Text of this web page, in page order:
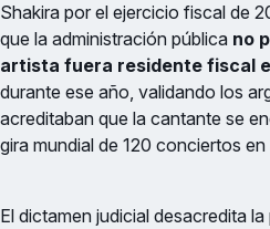
Shakira por el ejercicio fiscal de
que la administración pública no
artista fuera residente fiscal
durante ese año, validando los
acreditaban que la cantante se
gira mundial de 120 conciertos
El dictamen judicial desacredita